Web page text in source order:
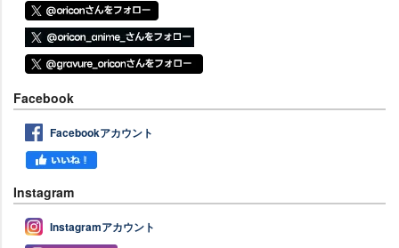
Facebook
Facebookアカウント
Instagram
Instagramアカウント